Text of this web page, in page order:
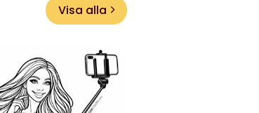
Visa alla